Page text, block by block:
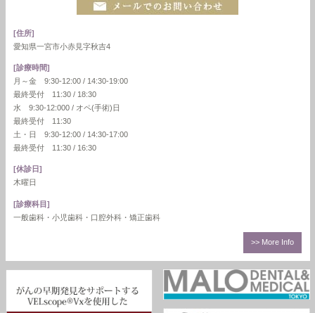
[住所]
愛知県一宮市小赤見字秋吉4
[診療時間]
月～金 9:30-12:00 / 14:30-19:00
最終受付 11:30 / 18:30
水 9:30-12:000 / オペ(手術)日
最終受付 11:30
土・日 9:30-12:00 / 14:30-17:00
最終受付 11:30 / 16:30
[休診日]
木曜日
[診療科目]
一般歯科・小児歯科・口腔外科・矯正歯科
>> More Info